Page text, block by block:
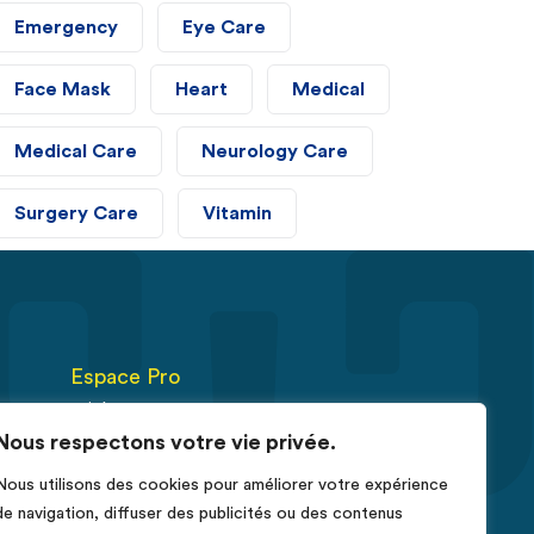
respectons votre vie privée.
utilisons des cookies pour améliorer votre expérience
navigation, diffuser des publicités ou des contenus
Emergency Eye Care
Face Mask Heart Medical
Medical Care Neurology Care
Surgery Care Vitamin
Espace Pro
Déclarer un cas de cancer